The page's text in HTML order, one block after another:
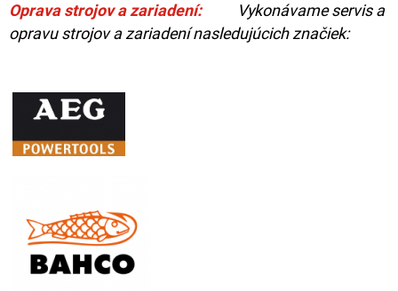
Oprava strojov a zariadení:
Vykonávame servis a
opravu strojov a zariadení nasledujúcich značiek: